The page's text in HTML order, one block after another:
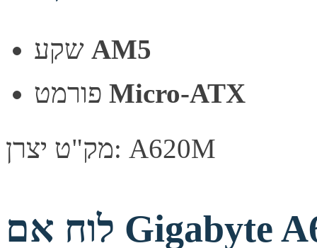
AM5
Micro-ATX
מק"ט יצרן: A620M
לוח אם Gigabyte A620M GAMING X